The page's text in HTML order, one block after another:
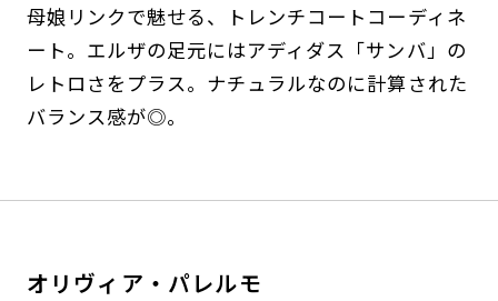
母娘リンクで魅せる、トレンチコートコーディネ
ート。エルザの足元にはアディダス「サンバ」の
レトロさをプラス。ナチュラルなのに計算された
バランス感が◎。
オリヴィア・パレルモ